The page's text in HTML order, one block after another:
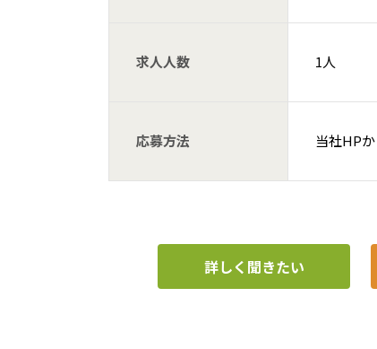
求人人数 1人
応募方法 当社HP
詳しく聞きたい